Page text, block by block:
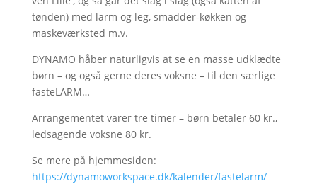
tønden) med larm og leg, smadder-køkken og
maskeværksted m.v.
DYNAMO håber naturligvis at se en masse udklædte
børn – og også gerne deres voksne – til den særlige
fasteLARM…
Arrangementet varer tre timer – børn betaler 60 kr.,
ledsagende voksne 80 kr.
Se mere på hjemmesiden:
https://dynamoworkspace.dk/kalender/fastelarm/